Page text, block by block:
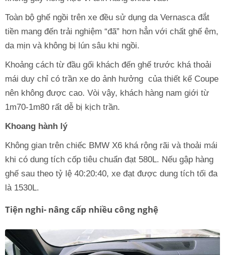
Toàn bộ ghế ngồi trên xe đều sử dụng da Vernasca đắt
tiền mang đến trải nghiệm “đã” hơn hẳn với chất ghế êm,
da mịn và không bị lún sâu khi ngồi.
Khoảng cách từ đầu gối khách đến ghế trước khá thoải
mái duy chỉ có trần xe do ảnh hưởng của thiết kế Coupe
nên không được cao. Vòi vậy, khách hàng nam giới từ
1m70-1m80 rất dễ bị kịch trần.
Khoang hành lý
Không gian trên chiếc BMW X6 khá rộng rãi và thoải mái
khi có dung tích cốp tiêu chuẩn đạt 580L. Nếu gập hàng
ghế sau theo tỷ lệ 40:20:40, xe đạt được dung tích tối đa
là 1530L.
Tiện nghi- nâng cấp nhiều công nghệ